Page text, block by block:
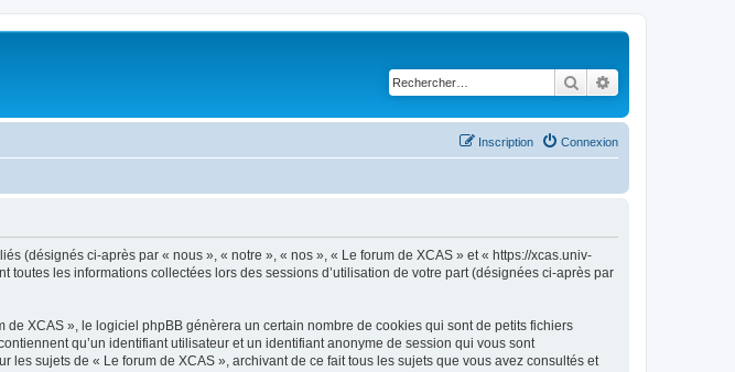
Rechercher
Connexion
Inscription
(désignés ci-après par « nous », « notre », « nos », « Le forum de XCAS » et « https://xcas.univ-
les informations collectées lors des sessions d’utilisation de votre part (désignées ci-après par
XCAS », le logiciel phpBB génèrera un certain nombre de cookies qui sont de petits fichiers
qu’un identifiant utilisateur et un identifiant anonyme de session qui vous sont
sujets de « Le forum de XCAS », archivant de ce fait tous les sujets que vous avez consultés et